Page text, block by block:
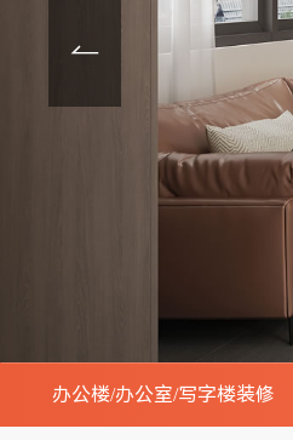

办公楼/办公室/写字楼装修